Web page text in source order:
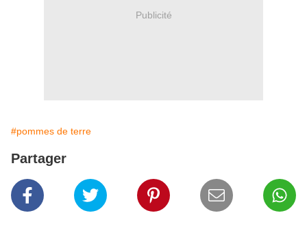
Publicité
#pommes de terre
Partager